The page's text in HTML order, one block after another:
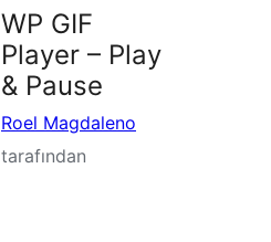
WP GIF
Player – Play
& Pause
Roel Magdaleno
tarafından